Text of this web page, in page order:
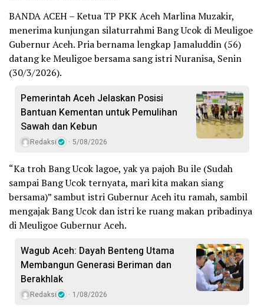
BANDA ACEH – Ketua TP PKK Aceh Marlina Muzakir,
menerima kunjungan silaturrahmi Bang Ucok di Meuligoe
Gubernur Aceh. Pria bernama lengkap Jamaluddin (56)
datang ke Meuligoe bersama sang istri Nuranisa, Senin
(30/3/2026).
Pemerintah Aceh Jelaskan Posisi
Bantuan Kementan untuk Pemulihan
Sawah dan Kebun
Redaksi 5/08/2026
“Ka troh Bang Ucok lagoe, yak ya pajoh Bu ile (Sudah
sampai Bang Ucok ternyata, mari kita makan siang
bersama)” sambut istri Gubernur Aceh itu ramah, sambil
mengajak Bang Ucok dan istri ke ruang makan pribadinya
di Meuligoe Gubernur Aceh.
Wagub Aceh: Dayah Benteng Utama
Membangun Generasi Beriman dan
Berakhlak
Redaksi 1/08/2026